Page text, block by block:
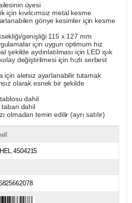
üyesi
için kıvılcımsız metal kesme
gönye kesimler için kesme
genişliği 115 x 127 mm
için uygun optimum hız
şekilde aydınlatılması için LED ışık
değiştirilmesi için hızlı serbest
için aletsiz ayarlanabilir tutamak
olarak esnek bir şekilde
dahil
taban dahil
olmadan temin edilir (ayrı satılır)